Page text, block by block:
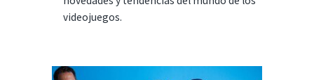
videojuegos.